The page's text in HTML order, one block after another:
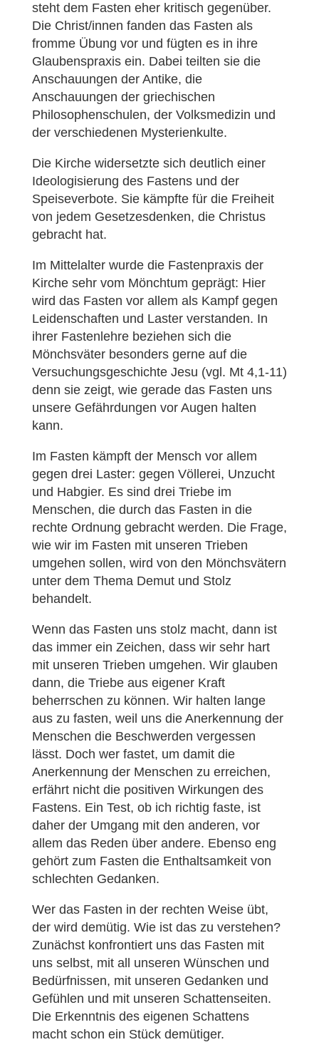
steht dem Fasten eher kritisch gegenüber.
Die Christ/innen fanden das Fasten als
fromme Übung vor und fügten es in ihre
Glaubenspraxis ein. Dabei teilten sie die
Anschauungen der Antike, die
Anschauungen der griechischen
Philosophenschulen, der Volksmedizin und
der verschiedenen Mysterienkulte.
Die Kirche widersetzte sich deutlich einer
Ideologisierung des Fastens und der
Speiseverbote. Sie kämpfte für die Freiheit
von jedem Gesetzesdenken, die Christus
gebracht hat.
Im Mittelalter wurde die Fastenpraxis der
Kirche sehr vom Mönchtum geprägt: Hier
wird das Fasten vor allem als Kampf gegen
Leidenschaften und Laster verstanden. In
ihrer Fastenlehre beziehen sich die
Mönchsväter besonders gerne auf die
Versuchungsgeschichte Jesu (vgl. Mt 4,1-11)
denn sie zeigt, wie gerade das Fasten uns
unsere Gefährdungen vor Augen halten
kann.
Im Fasten kämpft der Mensch vor allem
gegen drei Laster: gegen Völlerei, Unzucht
und Habgier. Es sind drei Triebe im
Menschen, die durch das Fasten in die
rechte Ordnung gebracht werden. Die Frage,
wie wir im Fasten mit unseren Trieben
umgehen sollen, wird von den Mönchsvätern
unter dem Thema Demut und Stolz
behandelt.
Wenn das Fasten uns stolz macht, dann ist
das immer ein Zeichen, dass wir sehr hart
mit unseren Trieben umgehen. Wir glauben
dann, die Triebe aus eigener Kraft
beherrschen zu können. Wir halten lange
aus zu fasten, weil uns die Anerkennung der
Menschen die Beschwerden vergessen
lässt. Doch wer fastet, um damit die
Anerkennung der Menschen zu erreichen,
erfährt nicht die positiven Wirkungen des
Fastens. Ein Test, ob ich richtig faste, ist
daher der Umgang mit den anderen, vor
allem das Reden über andere. Ebenso eng
gehört zum Fasten die Enthaltsamkeit von
schlechten Gedanken.
Wer das Fasten in der rechten Weise übt,
der wird demütig. Wie ist das zu verstehen?
Zunächst konfrontiert uns das Fasten mit
uns selbst, mit all unseren Wünschen und
Bedürfnissen, mit unseren Gedanken und
Gefühlen und mit unseren Schattenseiten.
Die Erkenntnis des eigenen Schattens
macht schon ein Stück demütiger.